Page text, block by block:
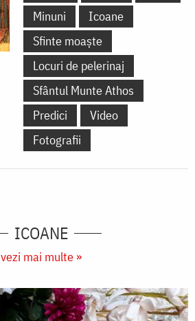
Minuni
Icoane
Sfinte moaște
Locuri de pelerinaj
Sfântul Munte Athos
Predici
Video
Fotografii
ICOANE
vezi mai multe »